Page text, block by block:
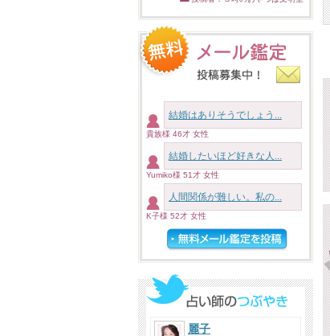
結婚はありそうでしょう...
貴族様 46才 女性
結婚したいほど好きな人...
Yumiko様 51才 女性
人間関係が難しい。私の...
K子様 52才 女性
麗子